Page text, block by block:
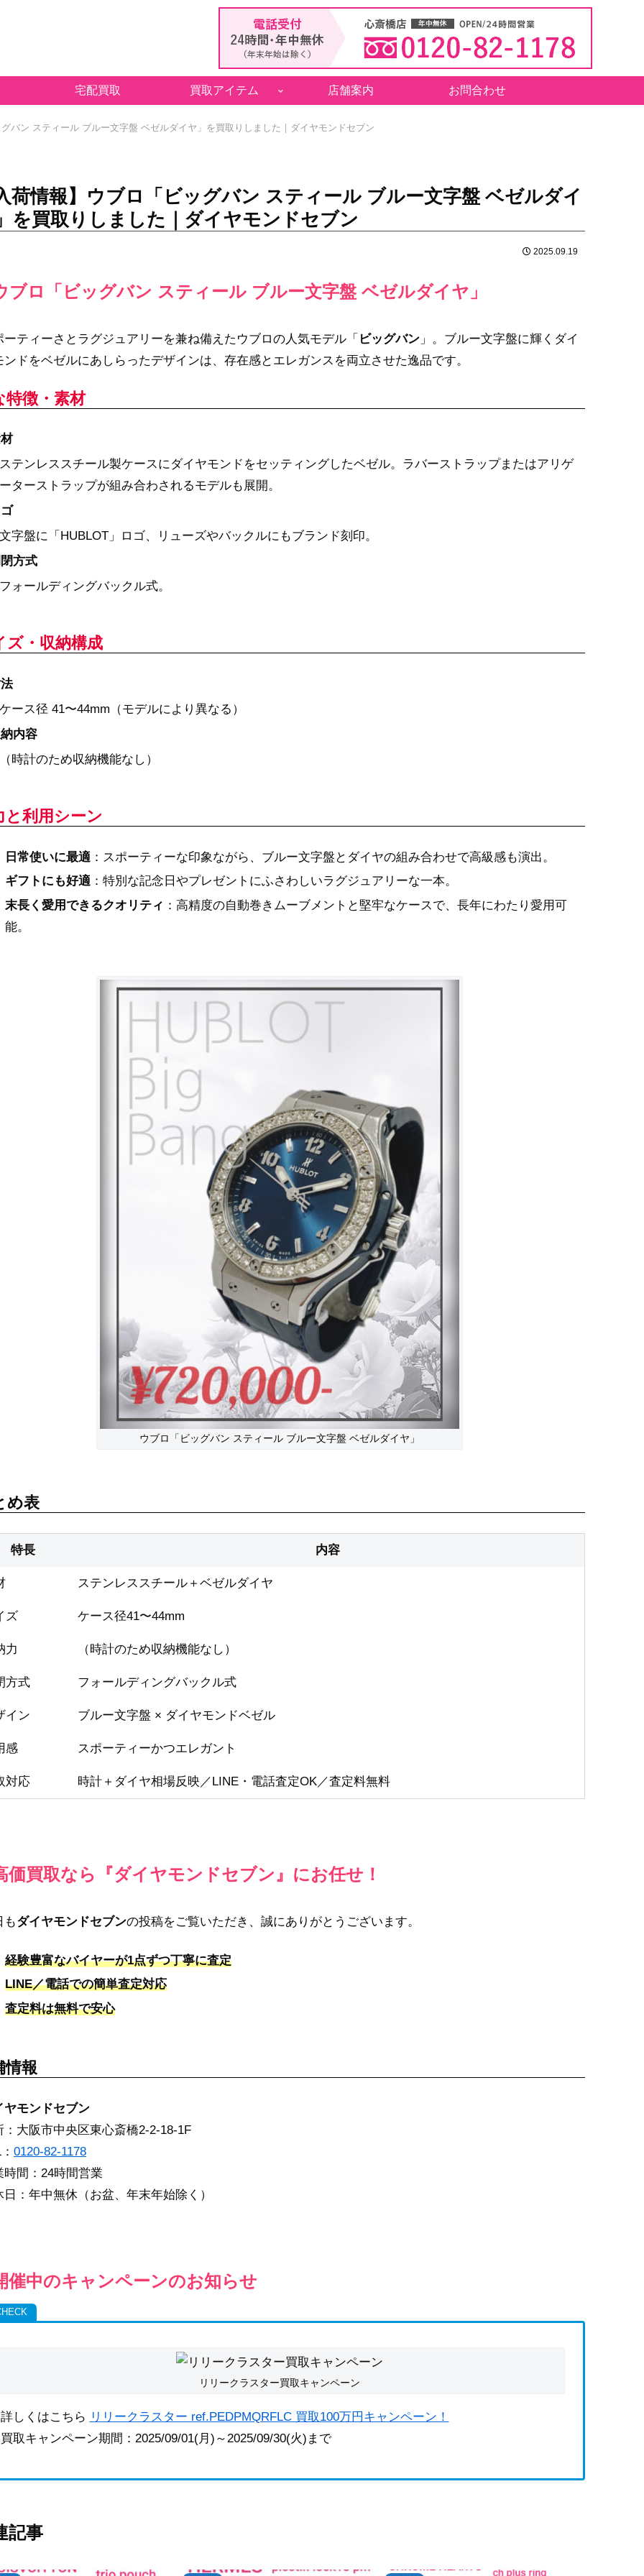
宅配買取 買取アイテム 店舗案内 お問合わせ
バン スティール ブルー文字盤 ベゼルダイヤ」を買取りしました｜ダイヤモンドセブン
荷情報】ウブロ「ビッグバン スティール ブルー文字盤 ベゼルダイ
を買取りしました｜ダイヤモンドセブン
2025.09.19
ブロ「ビッグバン スティール ブルー文字盤 ベゼルダイヤ」
ーティーさとラグジュアリーを兼ね備えたウブロの人気モデル「 ビッグバン 」。ブルー文字盤に輝くダイ
ンドをベゼルにあしらったデザインは、存在感とエレガンスを両立させた逸品です。
特徴・素材
ステンレススチール製ケースにダイヤモンドをセッティングしたベゼル。ラバーストラップまたはアリゲ
ーターストラップが組み合わされるモデルも展開。
文字盤に「HUBLOT」ロゴ、リューズやバックルにもブランド刻印。
方式
フォールディングバックル式。
ズ・収納構成
ケース径 41〜44mm（モデルにより異なる）
内容
（時計のため収納機能なし）
と利用シーン
日常使いに最適 ：スポーティーな印象ながら、ブルー文字盤とダイヤの組み合わせで高級感も演出。
ギフトにも好適 ：特別な記念日やプレゼントにふさわしいラグジュアリーな一本。
末長く愛用できるクオリティ ：高精度の自動巻きムーブメントと堅牢なケースで、長年にわたり愛用可
能。
ウブロ「ビッグバン スティール ブルー文字盤 ベゼルダイヤ」
め表
特長 内容
ステンレススチール＋ベゼルダイヤ
ズ ケース径41〜44mm
力 （時計のため収納機能なし）
方式 フォールディングバックル式
イン ブルー文字盤 × ダイヤモンドベゼル
感 スポーティーかつエレガント
対応 時計＋ダイヤ相場反映／LINE・電話査定OK／査定料無料
価買取なら『ダイヤモンドセブン』にお任せ！
もダイヤモンドセブンの投稿をご覧いただき、誠にありがとうございます。
経験豊富なバイヤーが1点ずつ丁寧に査定
LINE／電話での簡単査定対応
査定料は無料で安心
情報
ヤモンドセブン
：大阪市中央区東心斎橋2-2-18-1F
0120-82-1178
時間：24時間営業
日：年中無休（お盆、年末年始除く）
催中のキャンペーンのお知らせ
リリークラスター買取キャンペーン
詳しくはこちら リリークラスター ref.PEDPMQRFLC 買取100万円キャンペーン！
買取キャンペーン期間：2025/09/01(月)～2025/09/30(火)まで
記事